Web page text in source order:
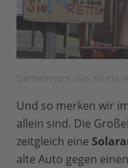
Und so merken wir
allein sind. Die
zeitgleich eine
alte Auto gegen einen